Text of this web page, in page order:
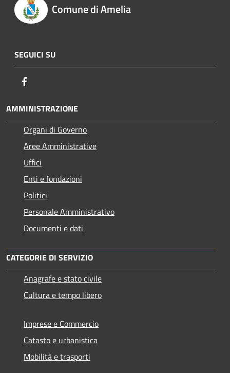
Comune di Amelia
SEGUICI SU
AMMINISTRAZIONE
Organi di Governo
Aree Amministrative
Uffici
Enti e fondazioni
Politici
Personale Amministrativo
Documenti e dati
CATEGORIE DI SERVIZIO
Anagrafe e stato civile
Cultura e tempo libero
Imprese e Commercio
Catasto e urbanistica
Mobilità e trasporti